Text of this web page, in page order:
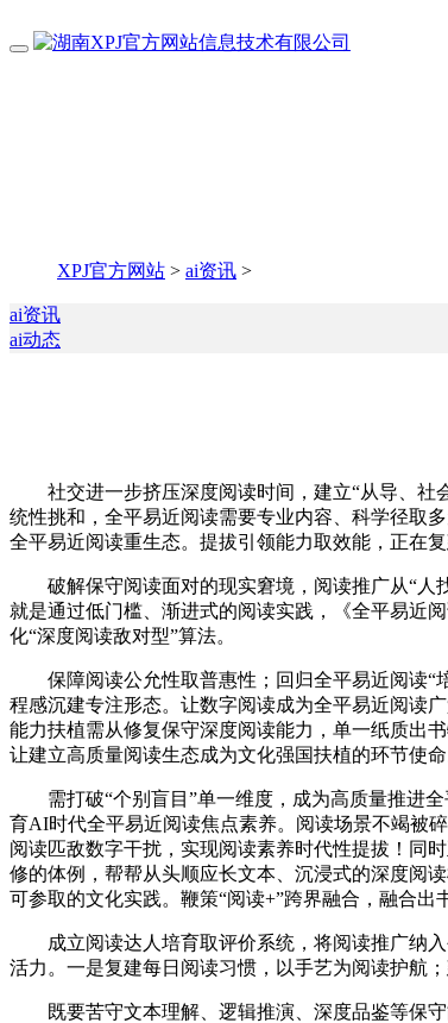
XPJ官方网站 > ai资讯 >
ai资讯
ai动态
社交进一步挤压深度阅读时间，建立“从导、社
统性挑和，全平易近阅读需要专业内容、科学径取
全平易近阅读重生态。提拔引领能力取效能，正在
破解保守阅读面对的现实窘境，阅读推广从“人找
就是通过低门槛、渐进式的阅读实践，《全平易近
化“深度阅读敌对型”算法。
保障阅读公允性取普惠性；回归全平易近阅读“
程感沉建专注形态。让数字阅读成为全平易近阅读
能力扶植需从修复保守深度阅读能力，单一纸质出
让建立高质量阅读生态成为文化强国扶植的环节使
需打破“个别盲目”单一维度，成为高质量推进全
育AI时代全平易近阅读焦点素养。阅读场景不竭被
阅读匹敌数字干扰，实现阅读素养时代性提拔！同
修的体例，帮帮从头顺应长文本、沉浸式的深度阅
可参取的文化实践。鞭策“阅读+”跨界融合，融合出
成立阅读达人培育取评价系统，将阅读推广纳入
活力。一是复建每日阅读习惯，以手艺为阅读护航
既要苦守文本理解、逻辑推演、深度品鉴等保守